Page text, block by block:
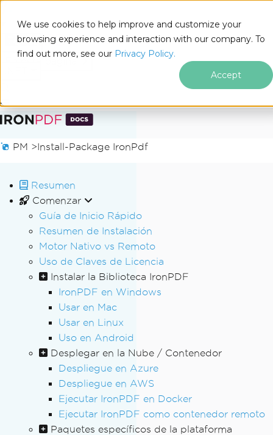
We use cookies to help improve and customize your
browsing experience and interaction with our company. To
find out more, see our Privacy Policy.
Accept
Saltar al pie de página
Docs
PM >Install-Package IronPdf
Resumen
Comenzar
Guía de Inicio Rápido
Resumen de Instalación
Motor Nativo vs Remoto
Uso de Claves de Licencia
Instalar la Biblioteca IronPDF
IronPDF en Windows
Usar en Mac
Usar en Linux
Uso en Android
Desplegar en la Nube / Contenedor
Despliegue en Azure
Despliegue en AWS
Ejecutar IronPDF en Docker
Ejecutar IronPDF como contenedor remoto
Paquetes específicos de la plataforma